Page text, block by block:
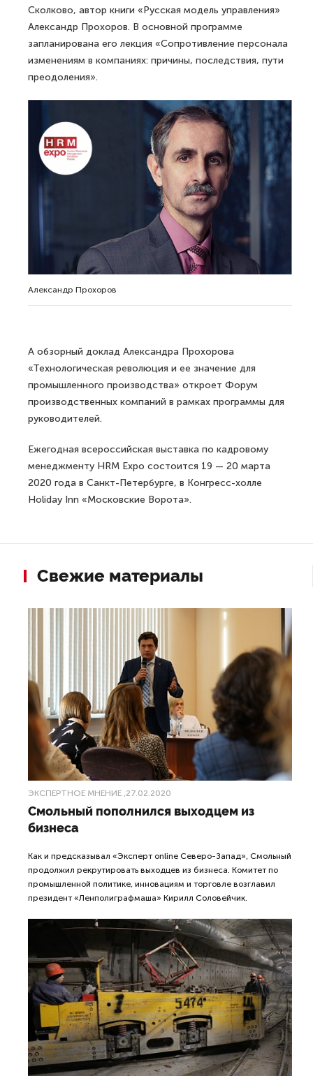
Сколково, автор книги «Русская модель управления»
Александр Прохоров. В основной программе
запланирована его лекция «Сопротивление персонала
изменениям в компаниях: причины, последствия, пути
преодоления».
Александр Прохоров
А обзорный доклад Александра Прохорова
«Технологическая революция и ее значение для
промышленного производства» откроет Форум
производственных компаний в рамках программы для
руководителей.
Ежегодная всероссийская выставка по кадровому
менеджменту HRM Expo состоится 19 — 20 марта
2020 года в Санкт-Петербурге, в Конгресс-холле
Holiday Inn «Московские Ворота».
Свежие материалы
ЭКСПЕРТНОЕ МНЕНИЕ ,27.02.2020
Смольный пополнился выходцем из
бизнеса
Как и предсказывал «Эксперт online Северо-Запад», Смольный
продолжил рекрутировать выходцев из бизнеса. Комитет по
промышленной политике, инновациям и торговле возглавил
президент «Ленполиграфмаша» Кирилл Соловейчик.